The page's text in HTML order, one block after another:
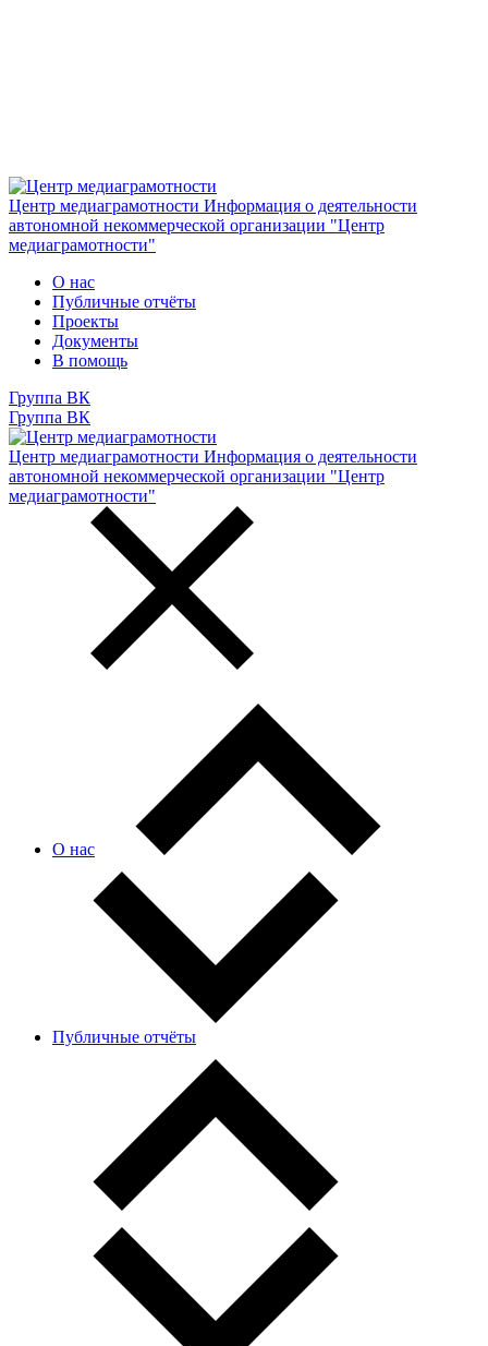
Центр медиаграмотности Информация о деятельности
автономной некоммерческой организации "Центр
медиаграмотности"
О нас
Публичные отчёты
Проекты
Документы
В помощь
Группа ВК
Группа ВК
Центр медиаграмотности Информация о деятельности
автономной некоммерческой организации "Центр
медиаграмотности"
О нас
Публичные отчёты